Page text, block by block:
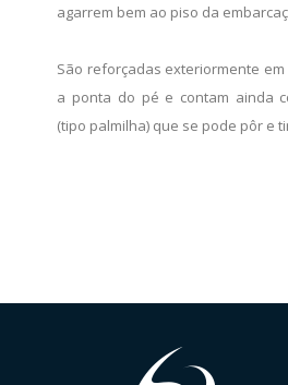
agarrem bem ao piso da
São reforçadas exteriormente
a ponta do pé e contam ainda
(tipo palmilha) que se pode pôr e